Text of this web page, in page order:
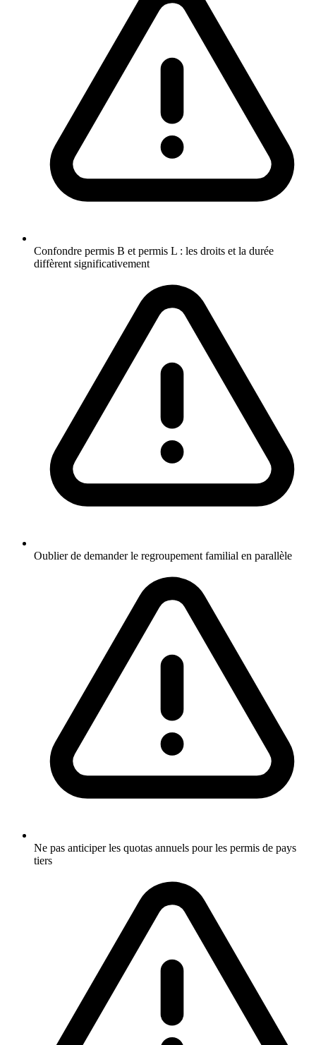
Confondre permis B et permis L : les droits et la durée
diffèrent significativement
Oublier de demander le regroupement familial en parallèle
Ne pas anticiper les quotas annuels pour les permis de pays
tiers